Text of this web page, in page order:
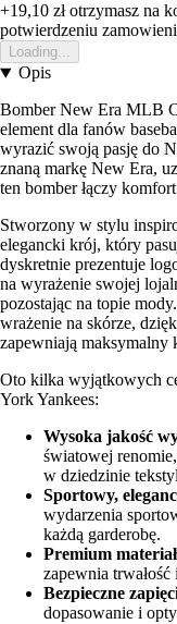
+19,10 złotrzymasz na
potwierdzeniu
Loading...
Opis
Bomber New Era MLB
element dla fanów
wyrazić swoją pasję do
znaną markę New Era,
ten bomber łączy
Stworzony w stylu
elegancki krój, który
dyskretnie prezentuje
na wyrażenie swojej
pozostając na topie
wrażenie na skórze,
zapewniają maksymalny
Oto kilka wyjątkowych
York Yankees:
Wysoka jakość
światowej
w dziedzinie
Sportowy,
wydarzenia
każdą garderobę.
Premium
zapewnia
Bezpieczne
dopasowanie i